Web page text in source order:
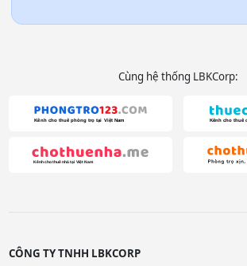
Cùng hệ thống LBKCorp:
CÔNG TY TNHH LBKCORP